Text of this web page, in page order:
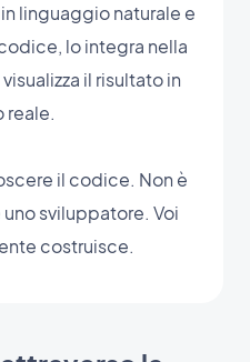
linguaggio naturale e
lo integra nella
il risultato in
reale.
il codice. Non è
sviluppatore. Voi
costruisce.